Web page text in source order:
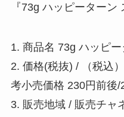
『73g ハッピーターン
1. 商品名 73g ハッピ
2. 価格(税抜) / （税込
考小売価格 230円前後/
3. 販売地域 / 販売チャ